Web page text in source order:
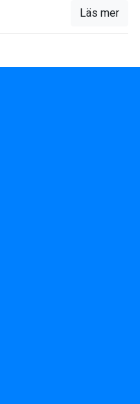
Läs mer